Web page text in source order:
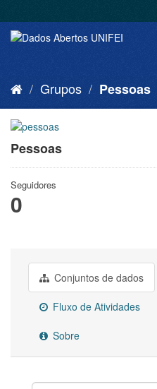
Grupos Pessoas
Pessoas
Seguidores
0
Conjuntos de dados
Fluxo de Atividades
Sobre